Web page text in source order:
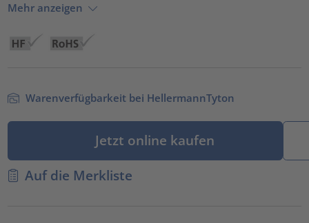
Mehr anzeigen
Warenverfügbarkeit bei HellermannTyton
Jetzt online kaufen
Auf die Merkliste